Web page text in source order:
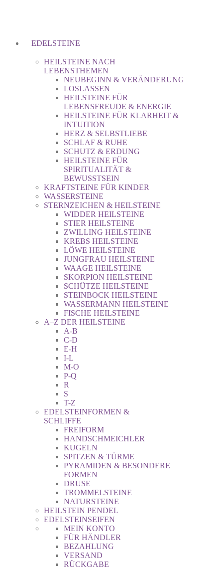
EDELSTEINE
HEILSTEINE NACH
LEBENSTHEMEN
NEUBEGINN & VERÄNDERUNG
LOSLASSEN
HEILSTEINE FÜR
LEBENSFREUDE & ENERGIE
HEILSTEINE FÜR KLARHEIT &
INTUITION
HERZ & SELBSTLIEBE
SCHLAF & RUHE
SCHUTZ & ERDUNG
HEILSTEINE FÜR
SPIRITUALITÄT &
BEWUSSTSEIN
KRAFTSTEINE FÜR KINDER
WASSERSTEINE
STERNZEICHEN & HEILSTEINE
WIDDER HEILSTEINE
STIER HEILSTEINE
ZWILLING HEILSTEINE
KREBS HEILSTEINE
LÖWE HEILSTEINE
JUNGFRAU HEILSTEINE
WAAGE HEILSTEINE
SKORPION HEILSTEINE
SCHÜTZE HEILSTEINE
STEINBOCK HEILSTEINE
WASSERMANN HEILSTEINE
FISCHE HEILSTEINE
A–Z DER HEILSTEINE
A-B
C-D
E-H
I-L
M-O
P-Q
R
S
T-Z
EDELSTEINFORMEN &
SCHLIFFE
FREIFORM
HANDSCHMEICHLER
KUGELN
SPITZEN & TÜRME
PYRAMIDEN & BESONDERE
FORMEN
DRUSE
TROMMELSTEINE
NATURSTEINE
HEILSTEIN PENDEL
EDELSTEINSEIFEN
MEIN KONTO
FÜR HÄNDLER
BEZAHLUNG
VERSAND
RÜCKGABE